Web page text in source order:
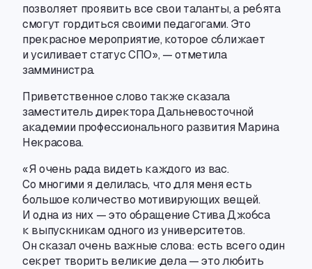
позволяет проявить все свои таланты,а ребята
смогут гордиться своими педагогами. Это
прекрасное мероприятие, которое сближает
и усиливает статус СПО», — отметила
замминистра.
Приветственное слово также сказала
заместитель директора Дальневосточной
академии профессионального развития Марина
Некрасова.
«Я очень рада видеть каждого из вас.
Со многими я делилась, что для меня есть
большое количество мотивирующих вещей.
И одна из них — это обращение Стива Джобса
к выпускникам одного из университетов.
Он сказал очень важные слова: есть всего один
секрет творить великие дела — это любить